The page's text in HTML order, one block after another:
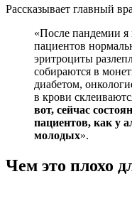
Рассказывает главный
«После пандемии я
пациентов
эритроциты
собираются в
диабетом,
в крови
вот, сейчас
пациентов, как у
молодых».
Чем это плохо